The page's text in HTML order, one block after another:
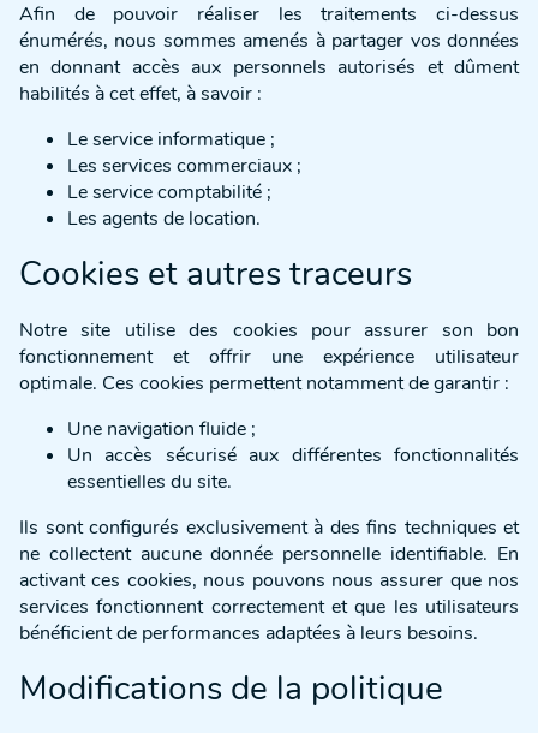
Afin de pouvoir réaliser les traitements ci-dessus
énumérés, nous sommes amenés à partager vos données
en donnant accès aux personnels autorisés et dûment
habilités à cet effet, à savoir :
Le service informatique ;
Les services commerciaux ;
Le service comptabilité ;
Les agents de location.
Cookies et autres traceurs
Notre site utilise des cookies pour assurer son bon
fonctionnement et offrir une expérience utilisateur
optimale. Ces cookies permettent notamment de garantir :
Une navigation fluide ;
Un accès sécurisé aux différentes fonctionnalités
essentielles du site.
Ils sont configurés exclusivement à des fins techniques et
ne collectent aucune donnée personnelle identifiable. En
activant ces cookies, nous pouvons nous assurer que nos
services fonctionnent correctement et que les utilisateurs
bénéficient de performances adaptées à leurs besoins.
Modifications de la politique